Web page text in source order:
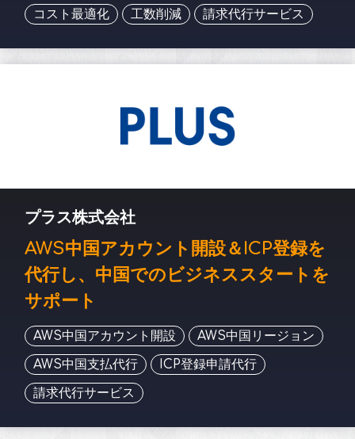
コスト最適化
工数削減 請求代行サービス
プラス株式会社
AWS中国アカウント開設＆ICP登録を
代行し、中国でのビジネススタートを
サポート
AWS中国アカウント開設
AWS中国リージョン
AWS中国支払代行
ICP登録申請代行
請求代行サービス